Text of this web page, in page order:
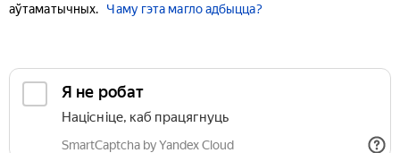
аўтаматычных.
Чаму гэта магло адбыцца?
Я не робат
Націсніце, каб працягнуць
SmartCaptcha by Yandex Cloud